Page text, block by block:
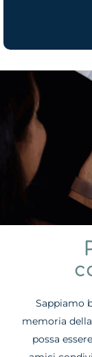
Sappiamo
memoria
possa